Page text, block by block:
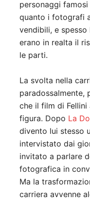
personaggi
quanto i fotografi
vendibili, e
erano in realta il
le parti.
La svolta nella
paradossalmente,
che il film di
figura. Dopo La
divento lui stesso
intervistato dai
invitato a parlare
fotografica in
Ma la
carriera avvenne